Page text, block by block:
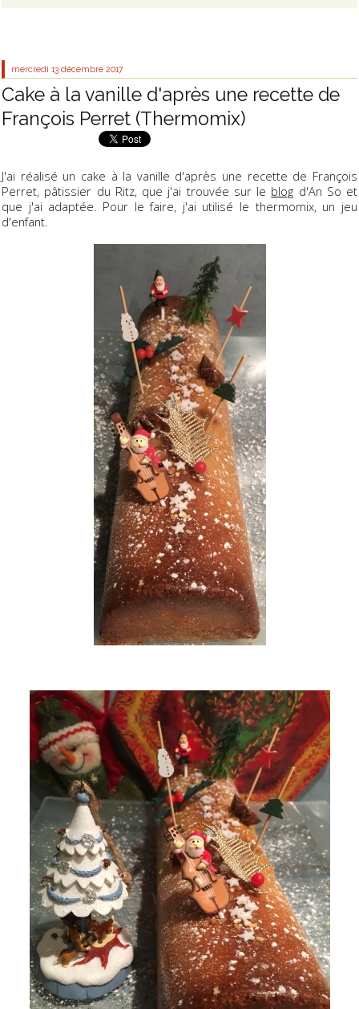
mercredi 13 décembre 2017
Cake à la vanille d'après une recette de
François Perret (Thermomix)
J'ai réalisé un cake à la vanille d'après une recette de François
Perret, pâtissier du Ritz, que j'ai trouvée sur le blog d'An So et
que j'ai adaptée. Pour le faire, j'ai utilisé le thermomix, un jeu
d'enfant.